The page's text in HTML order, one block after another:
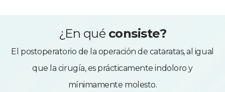
¿En qué consiste?
El postoperatorio de la operación de cataratas, al igual
que la cirugía, es prácticamente indoloro y
mínimamente molesto.